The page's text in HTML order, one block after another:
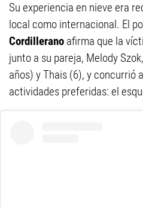
Su experiencia en nieve era
local como internacional. El
Cordillerano afirma que la
junto a su pareja, Melody
años) y Thais (6), y concurrió
actividades preferidas: el